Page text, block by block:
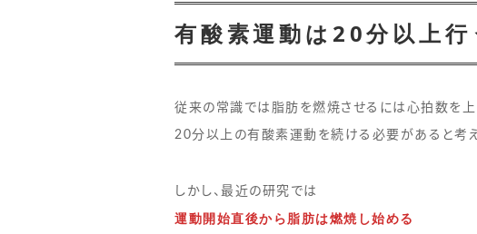
有酸素運動は20分以上行
従来の常識では脂肪を燃焼させるには心拍数を上
20分以上の有酸素運動を続ける必要があると考え
しかし、最近の研究では
運動開始直後から脂肪は燃焼し始める